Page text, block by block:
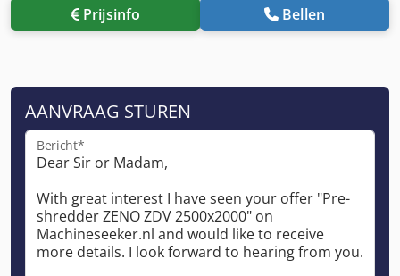
Prijsinfo Bellen
AANVRAAG STUREN
Bericht*